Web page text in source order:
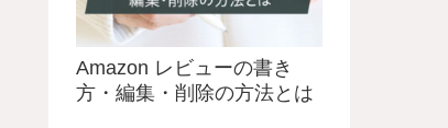
Amazon レビューの書き
方・編集・削除の方法とは